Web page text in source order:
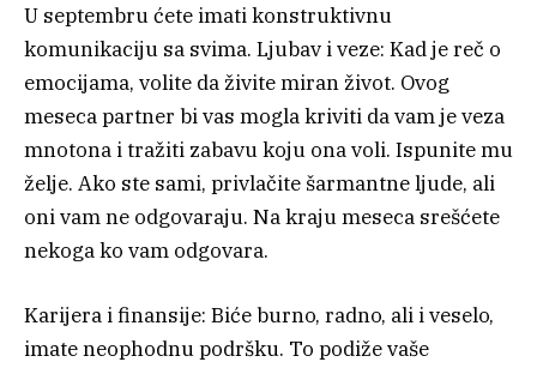
U septembru ćete imati konstruktivnu
komunikaciju sa svima. Ljubav i veze: Kad je reč o
emocijama, volite da živite miran život. Ovog
meseca partner bi vas mogla kriviti da vam je veza
mnotona i tražiti zabavu koju ona voli. Ispunite mu
želje. Ako ste sami, privlačite šarmantne ljude, ali
oni vam ne odgovaraju. Na kraju meseca srešćete
nekoga ko vam odgovara.
Karijera i finansije: Biće burno, radno, ali i veselo,
imate neophodnu podršku. To podiže vaše